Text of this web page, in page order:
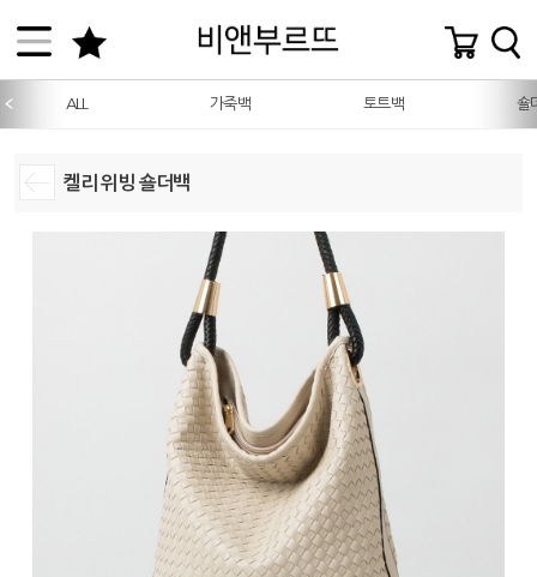
ALL 가죽백 토트백 숄
켈리 위빙 숄더백